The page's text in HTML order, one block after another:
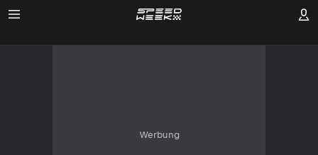
Werbung